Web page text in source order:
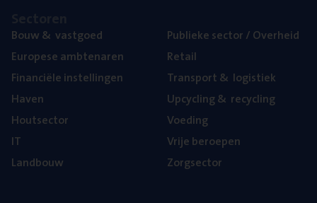
Bouw& vastgoed
Euro­pe­se ambtenaren
Finan­ci­ë­le instellingen
Haven
Hout­sec­tor
IT
Land­bouw
Publie­ke sec­tor / Overheid
Retail
Trans­port& logistiek
Upcy­cling& recycling
Voe­ding
Vrije beroe­pen
Zorg­sec­tor